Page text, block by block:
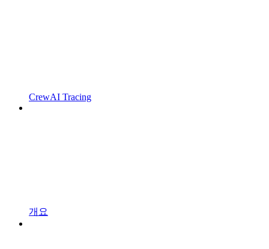
CrewAI Tracing
개요